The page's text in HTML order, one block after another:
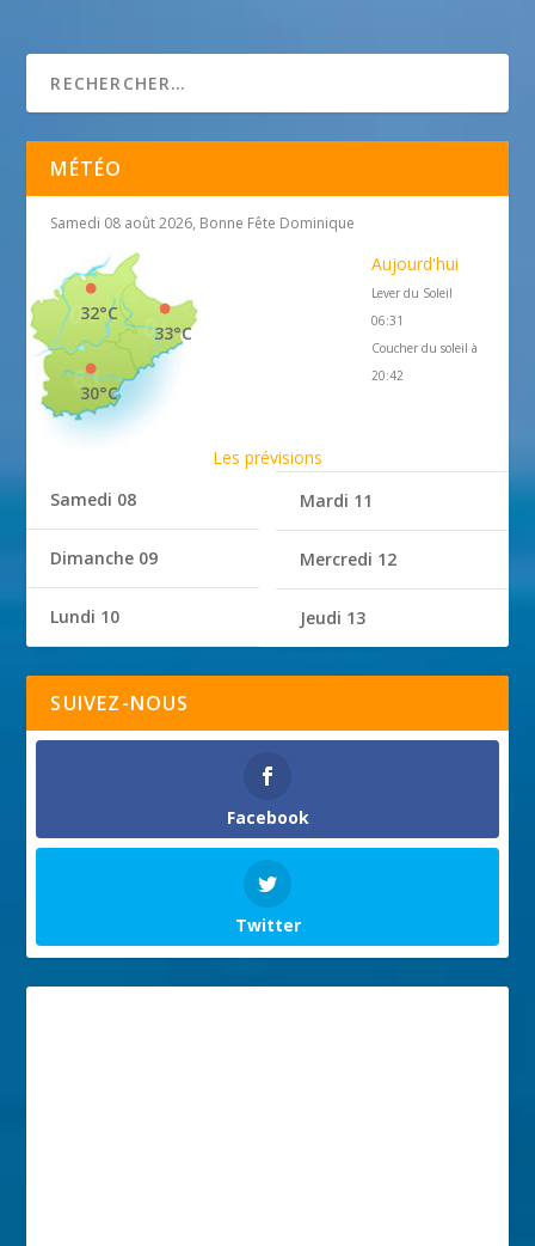
MÉTÉO
Samedi 08 août 2026, Bonne Fête Dominique
33°C
32°C
30°C
Aujourd'hui
Lever du Soleil
06:31
Coucher du soleil à
20:42
Les prévisions
Samedi 08
Dimanche 09
Lundi 10
Mardi 11
Mercredi 12
Jeudi 13
SUIVEZ-NOUS
Facebook
Twitter